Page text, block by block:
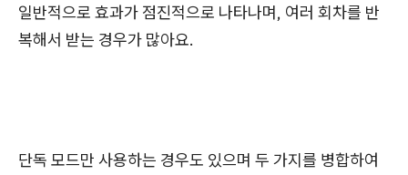
일반적으로 효과가 점진적으로 나타나며, 여러 회차를 반
복해서 받는 경우가 많아요.
단독 모드만 사용하는 경우도 있으며 두 가지를 병합하여